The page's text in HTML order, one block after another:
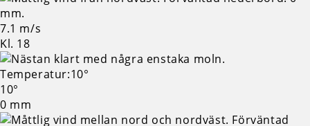
7.1 m/s
Kl. 18
10°
0 mm